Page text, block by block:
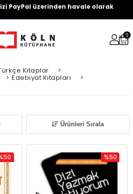
PayPal üzerinden havale olarak
0
Kitaplar >
> Edebiyat Kitapları >
Ürünleri Sırala
%50
İndirim